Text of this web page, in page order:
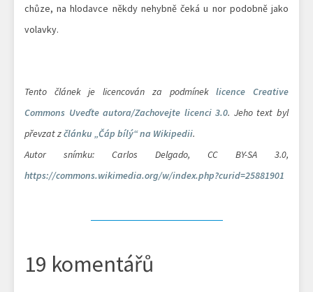
chůze, na hlodavce někdy nehybně čeká u nor podobně jako
volavky.
Tento článek je licencován za podmíneklicence Creative
Commons Uveďte autora/Zachovejte licenci 3.0. Jeho text byl
převzat zčlánku „Čáp bílý“ na Wikipedii.
Autor snímku: Carlos Delgado, CC BY-SA 3.0,
https://commons.wikimedia.org/w/index.php?curid=25881901
19 komentářů